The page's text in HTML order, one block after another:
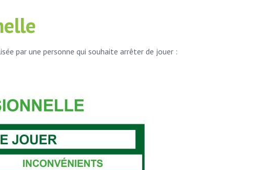
par une personne qui souhaite arrêter de jouer :